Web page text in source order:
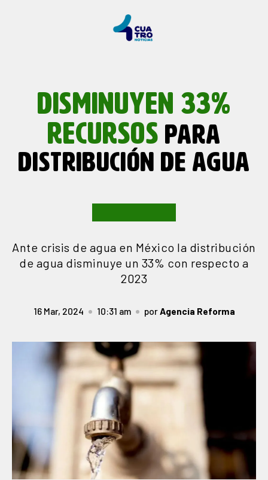
DISMINUYEN 33%
RECURSOS PARA
DISTRIBUCIÓN DE AGUA
Ante crisis de agua en México la distribución
de agua disminuye un 33% con respecto a
2023
16 Mar, 2024 10:31 am porAgencia Reforma